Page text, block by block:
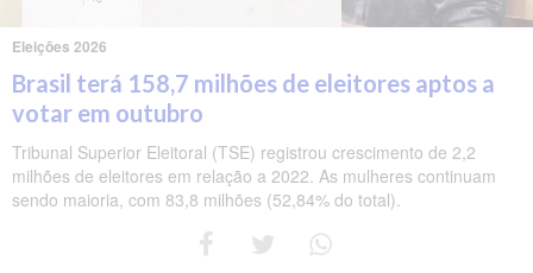
Eleições 2026
Brasil terá 158,7 milhões de eleitores aptos a
votar em outubro
Tribunal Superior Eleitoral (TSE) registrou crescimento de 2,2
milhões de eleitores em relação a 2022. As mulheres continuam
sendo maioria, com 83,8 milhões (52,84% do total).